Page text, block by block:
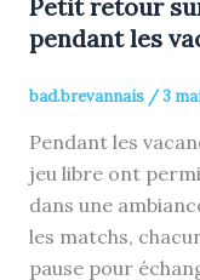
Petit retour
pendant les
bad.brevannais /3
Pendant les
jeu libre ont
dans une
les matchs,
pause pour